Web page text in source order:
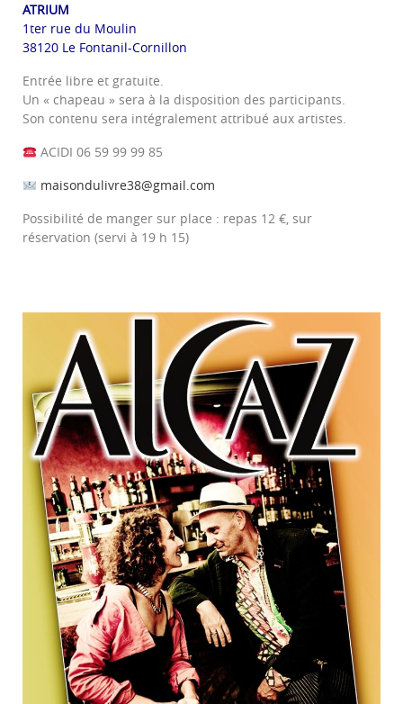
ATRIUM
1ter rue du Moulin
38120 Le Fontanil-Cornillon
Entrée libre et gratuite.
Un « chapeau » sera à la disposition des participants.
Son contenu sera intégralement attribué aux artistes.
ACIDI 06 59 99 99 85
maisondulivre38@gmail.com
Possibilité de manger sur place : repas 12 €, sur
réservation (servi à 19 h 15)